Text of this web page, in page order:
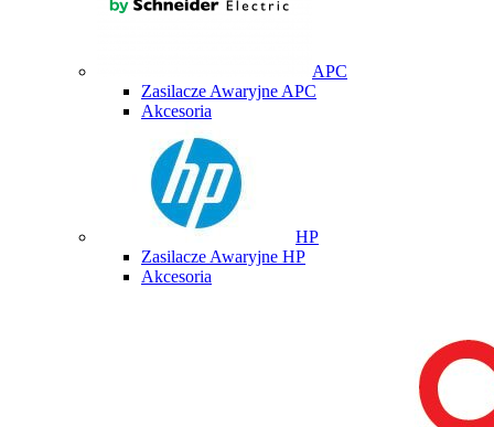
APC
Zasilacze Awaryjne APC
Akcesoria
HP
Zasilacze Awaryjne HP
Akcesoria